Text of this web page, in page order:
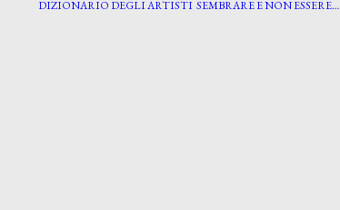
DIZIONARIO DEGLI ARTISTI SEMBRARE E NON ESSERE…